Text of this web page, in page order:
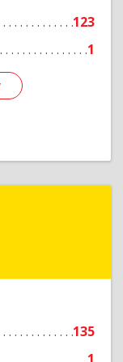
123
1
135
ул.,